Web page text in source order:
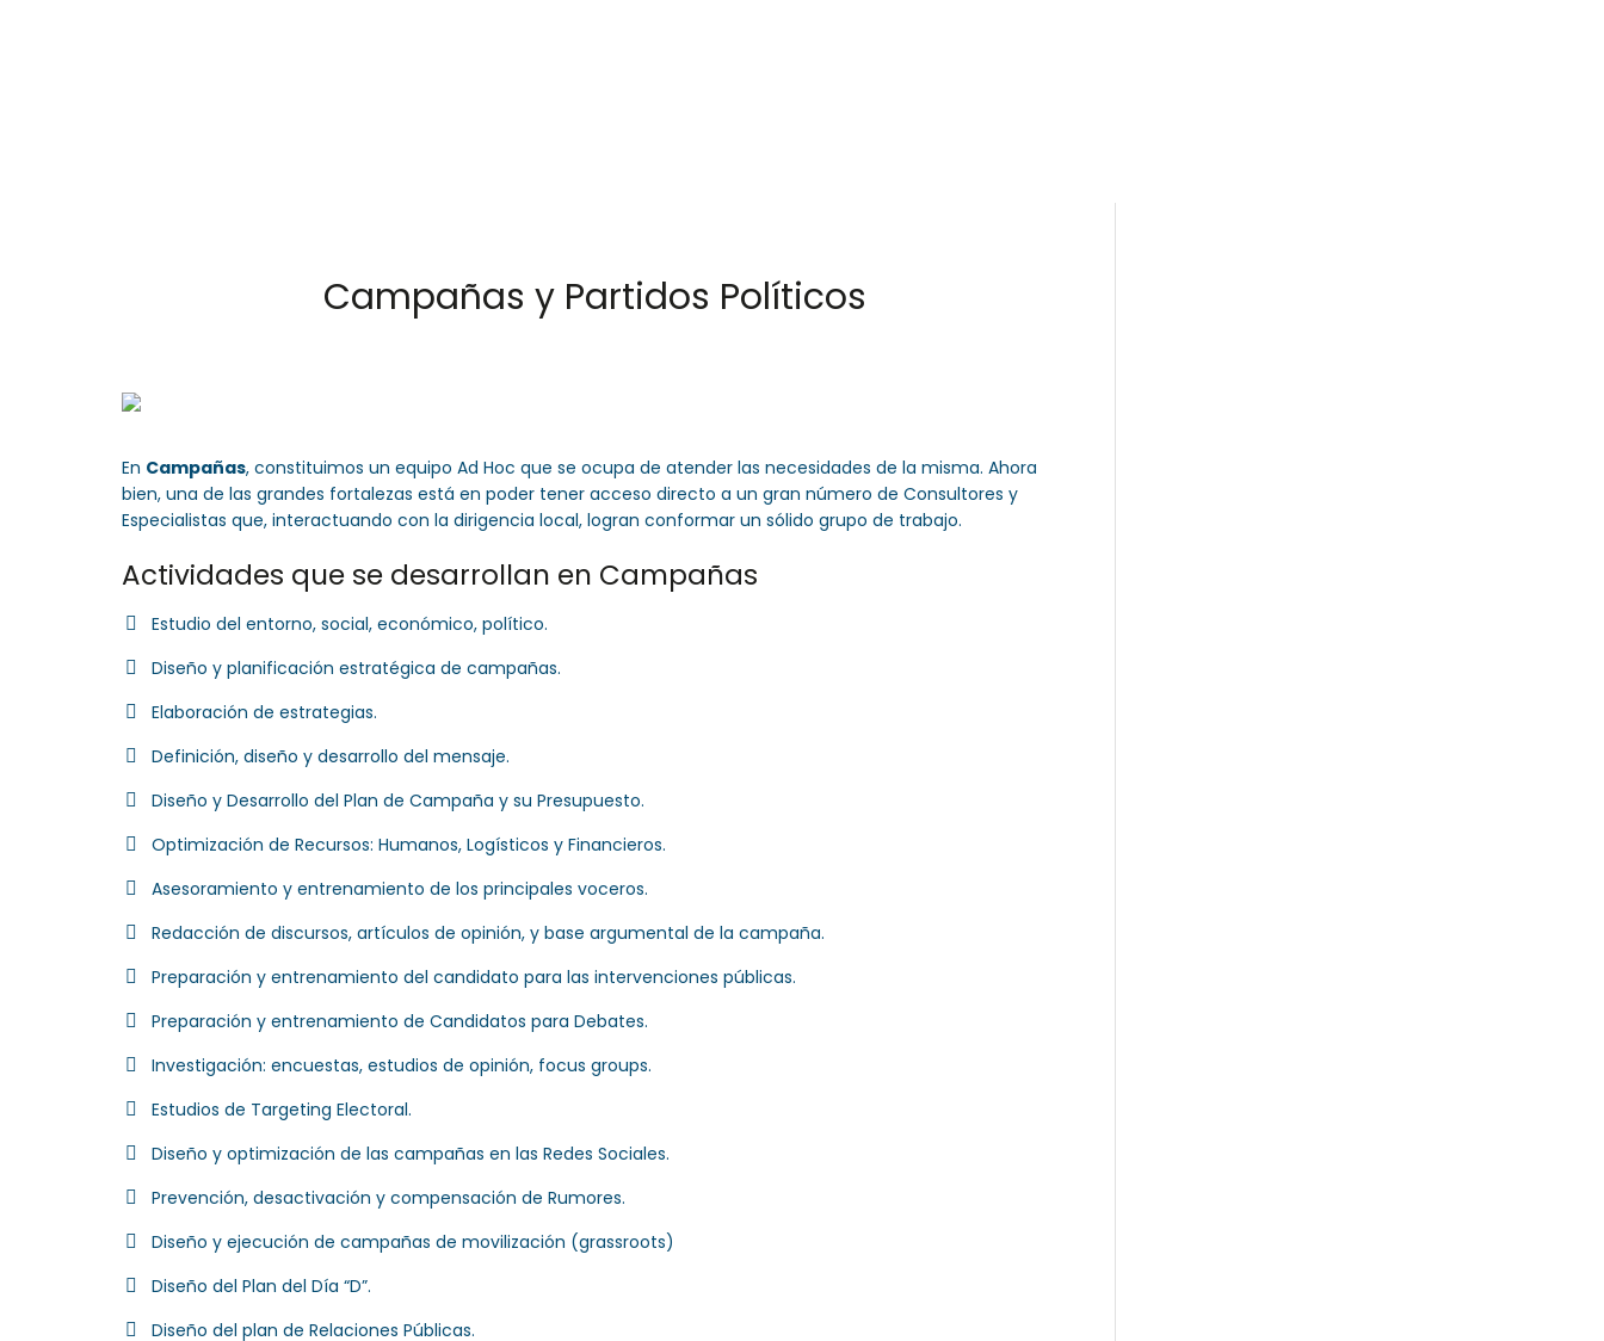
Campañas y Partidos Políticos
En Campañas, constituimos un equipo Ad Hoc que se ocupa de atender las necesidades de la misma. Ahora
bien, una de las grandes fortalezas está en poder tener acceso directo a un gran número de Consultores y
Especialistas que, interactuando con la dirigencia local, logran conformar un sólido grupo de trabajo.
Actividades que se desarrollan en Campañas
Estudio del entorno, social, económico, político.
Diseño y planificación estratégica de campañas.
Elaboración de estrategias.
Definición, diseño y desarrollo del mensaje.
Diseño y Desarrollo del Plan de Campaña y su Presupuesto.
Optimización de Recursos: Humanos, Logísticos y Financieros.
Asesoramiento y entrenamiento de los principales voceros.
Redacción de discursos, artículos de opinión, y base argumental de la campaña.
Preparación y entrenamiento del candidato para las intervenciones públicas.
Preparación y entrenamiento de Candidatos para Debates.
Investigación: encuestas, estudios de opinión, focus groups.
Estudios de Targeting Electoral.
Diseño y optimización de las campañas en las Redes Sociales.
Prevención, desactivación y compensación de Rumores.
Diseño y ejecución de campañas de movilización (grassroots)
Diseño del Plan del Día “D”.
Diseño del plan de Relaciones Públicas.